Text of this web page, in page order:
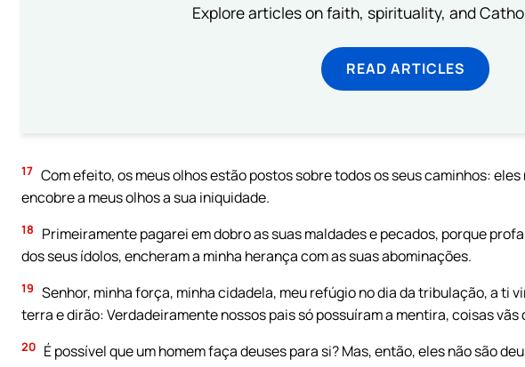
Explore articles on faith, spirituality, and
READ ARTICLES
17 Com efeito, os meus olhos estão postos sobre todos os seus caminhos:
encobre a meus olhos a sua iniquidade.
18
Primeiramente pagarei em dobro as suas maldades e pecados, porque
dos seus ídolos, encheram a minha herança com as suas abominações.
19 Senhor, minha força, minha cidadela, meu refúgio no dia da tribulação, a ti
terra e dirão: Verdadeiramente nossos pais só possuíram a mentira, coisas vãs
20 É possível que um homem faça deuses para si? Mas, então, eles não são